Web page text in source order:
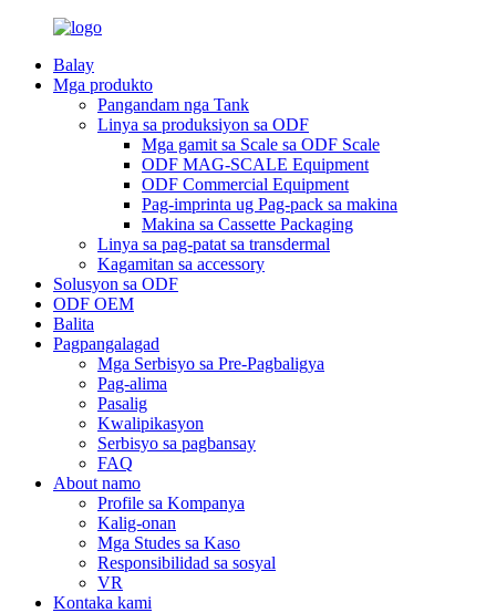
Balay
Mga produkto
Pangandam nga Tank
Linya sa produksiyon sa ODF
Mga gamit sa Scale sa ODF Scale
ODF MAG-SCALE Equipment
ODF Commercial Equipment
Pag-imprinta ug Pag-pack sa makina
Makina sa Cassette Packaging
Linya sa pag-patat sa transdermal
Kagamitan sa accessory
Solusyon sa ODF
ODF OEM
Balita
Pagpangalagad
Mga Serbisyo sa Pre-Pagbaligya
Pag-alima
Pasalig
Kwalipikasyon
Serbisyo sa pagbansay
FAQ
About namo
Profile sa Kompanya
Kalig-onan
Mga Studes sa Kaso
Responsibilidad sa sosyal
VR
Kontaka kami